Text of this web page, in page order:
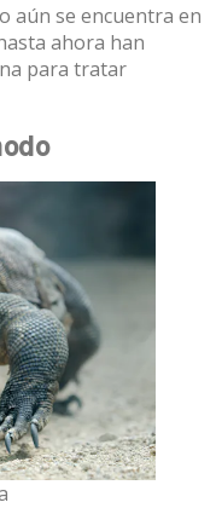
aún se encuentra en
ahora han
para tratar